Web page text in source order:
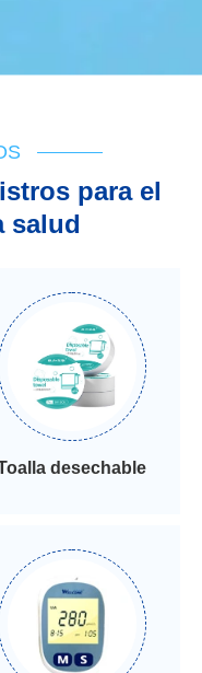
para el
salud
desechable